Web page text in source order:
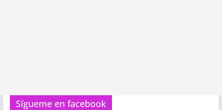
Sígueme en facebook